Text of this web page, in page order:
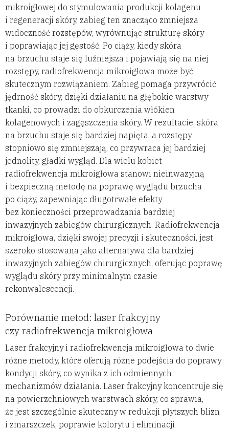
mikroigłowej do stymulowania produkcji kolagenu
i regeneracji skóry, zabieg ten znacząco zmniejsza
widoczność rozstępów, wyrównując strukturę skóry
i poprawiając jej gęstość. Po ciąży, kiedy skóra
na brzuchu staje się luźniejsza i pojawiają się na niej
rozstępy, radiofrekwencja mikroigłowa może być
skutecznym rozwiązaniem. Zabieg pomaga przywrócić
jędrność skóry, dzięki działaniu na głębokie warstwy
tkanki, co prowadzi do obkurczenia włókien
kolagenowych i zagęszczenia skóry. W rezultacie, skóra
na brzuchu staje się bardziej napięta, a rozstępy
stopniowo się zmniejszają, co przywraca jej bardziej
jednolity, gładki wygląd. Dla wielu kobiet
radiofrekwencja mikroigłowa stanowi nieinwazyjną
i bezpieczną metodę na poprawę wyglądu brzucha
po ciąży, zapewniając długotrwałe efekty
bez konieczności przeprowadzania bardziej
inwazyjnych zabiegów chirurgicznych. Radiofrekwencja
mikroigłowa, dzięki swojej precyzji i skuteczności, jest
szeroko stosowana jako alternatywa dla bardziej
inwazyjnych zabiegów chirurgicznych, oferując poprawę
wyglądu skóry przy minimalnym czasie
rekonwalescencji.
Porównanie metod: laser frakcyjny
czy radiofrekwencja mikroigłowa
Laser frakcyjny i radiofrekwencja mikroigłowa to dwie
różne metody, które oferują różne podejścia do poprawy
kondycji skóry, co wynika z ich odmiennych
mechanizmów działania. Laser frakcyjny koncentruje się
na powierzchniowych warstwach skóry, co sprawia,
że jest szczególnie skuteczny w redukcji płytszych blizn
i zmarszczek, poprawie kolorytu i eliminacji